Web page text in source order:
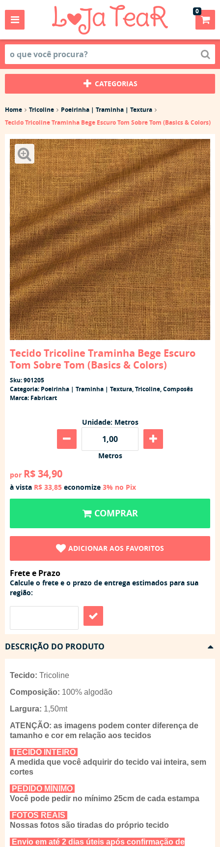
0
CATEGORIAS
Home Tricoline
Poeirinha | Traminha | Textura
Tecido Tricoline Traminha Bege Escuro Tom Sobre Tom (Basics & Colors)
Tecido Tricoline Traminha Bege Escuro
Tom Sobre Tom (Basics & Colors)
Sku:901205
Categoria: Poeirinha | Traminha | Textura,Tricoline,Composês
Marca: Fabricart
Unidade: Metros
Metros
por R$ 34,90
à vista R$ 33,85 economize 3% no Pix
COMPRAR
ADICIONAR AOS FAVORITOS
Frete e Prazo
Calcule o frete e o prazo de entrega estimados para sua
região:
DESCRIÇÃO DO PRODUTO
Tecido: Tricoline
Composição: 100% algodão
Largura: 1,50mt
ATENÇÃO: as imagens podem conter diferença de
tamanho e cor em relação aos tecidos
TECIDO INTEIRO
A medida que você adquirir do tecido vai inteira, sem
cortes
PEDIDO MÍNIMO
Você pode pedir no mínimo 25cm de cada estampa
FOTOS REAIS
Nossas fotos são tiradas do próprio tecido
Envio em até 2 dias úteis após confirmação de